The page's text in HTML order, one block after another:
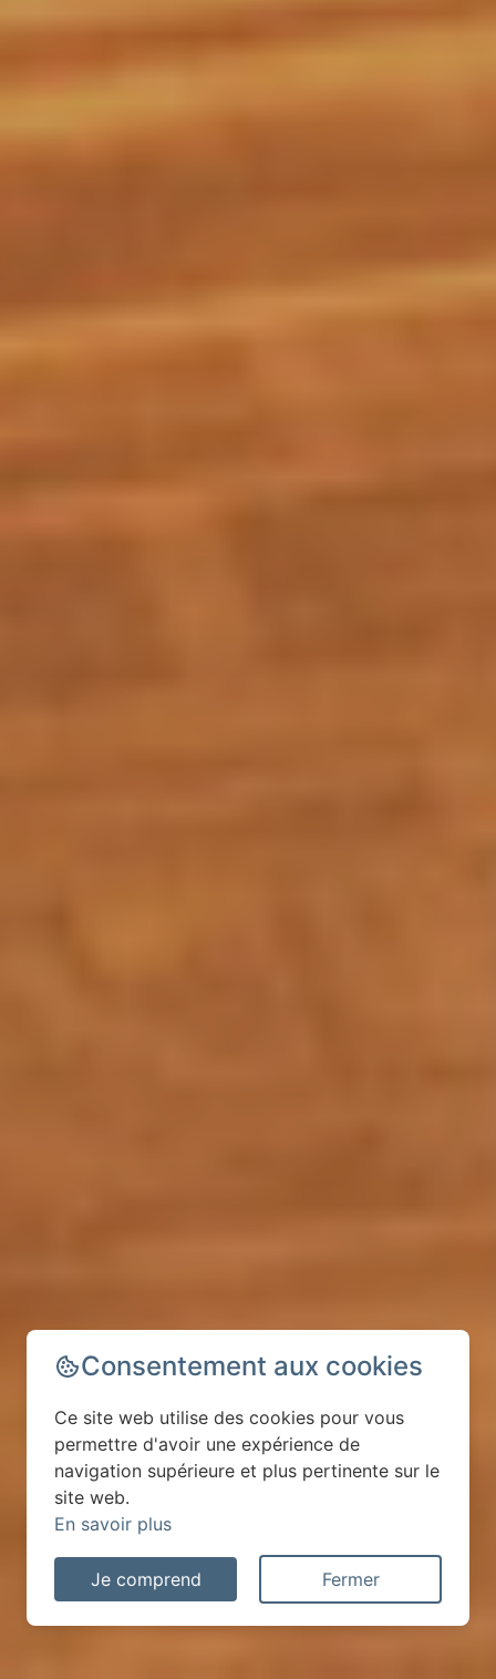
Consentement aux cookies
Ce site web utilise des cookies pour vous
permettre d'avoir une expérience de
navigation supérieure et plus pertinente sur le
site web.
En savoir plus
Je comprend Fermer